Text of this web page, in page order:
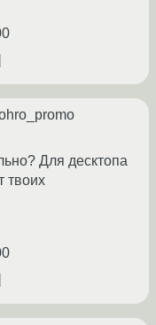
Для десктопа
твоих